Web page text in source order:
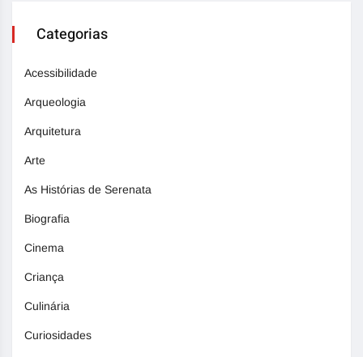
Categorias
Acessibilidade
Arqueologia
Arquitetura
Arte
As Histórias de Serenata
Biografia
Cinema
Criança
Culinária
Curiosidades